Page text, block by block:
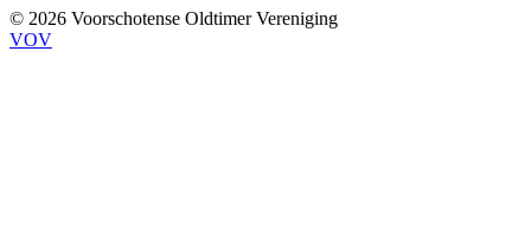
© 2026 Voorschotense Oldtimer Vereniging
VOV